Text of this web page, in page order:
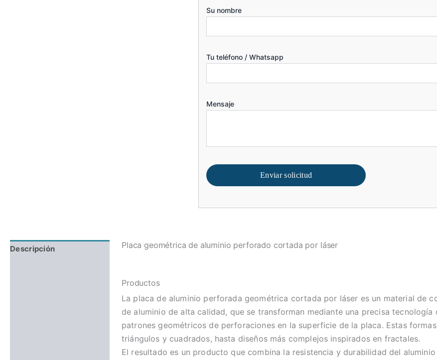
Su nombre
Tu teléfono / Whatsapp
Mensaje
Enviar solicitud
Descripción
Placa geométrica de aluminio perforado cortada por láser
Productos
La placa de aluminio perforada geométrica cortada por láser es un material de
de aluminio de alta calidad, que se transforman mediante una precisa
patrones geométricos de perforaciones en la superficie de la placa. Estas
triángulos y cuadrados, hasta diseños más complejos inspirados en fractales.
El resultado es un producto que combina la resistencia y durabilidad del